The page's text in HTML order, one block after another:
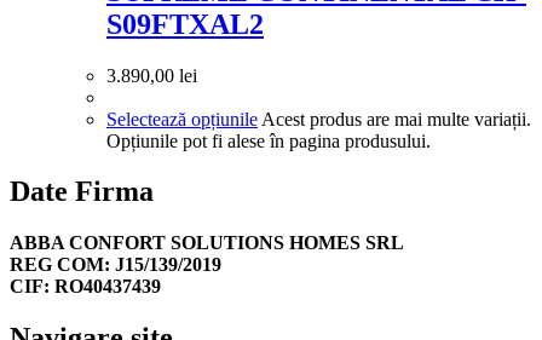
S09FTXAL2
3.890,00 lei
Selectează opțiunile Acest produs are mai multe variații.
Opțiunile pot fi alese în pagina produsului.
Date Firma
ABBA CONFORT SOLUTIONS HOMES SRL
REG COM: J15/139/2019
CIF: RO40437439